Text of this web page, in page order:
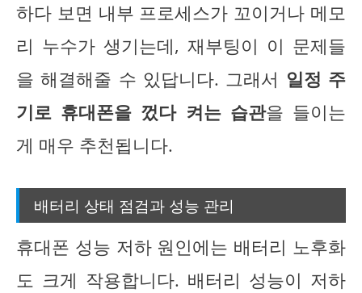
하다 보면 내부 프로세스가 꼬이거나 메모
리 누수가 생기는데, 재부팅이 이 문제들
을 해결해줄 수 있답니다. 그래서 일정 주
기로 휴대폰을 껐다 켜는 습관을 들이는
게 매우 추천됩니다.
배터리 상태 점검과 성능 관리
휴대폰 성능 저하 원인에는 배터리 노후화
도 크게 작용합니다. 배터리 성능이 저하